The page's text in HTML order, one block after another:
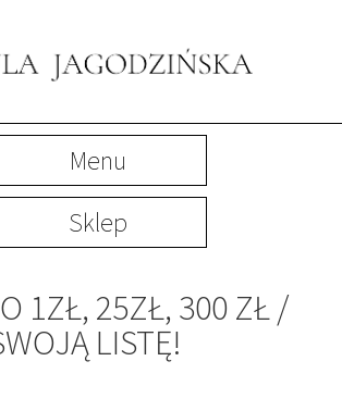
Menu
Sklep
1ZŁ, 25ZŁ, 300 ZŁ /
LISTĘ!